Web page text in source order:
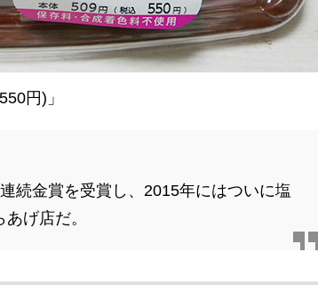
円)」
続金賞を受賞し、2015年にはついに塩
げ店だ。